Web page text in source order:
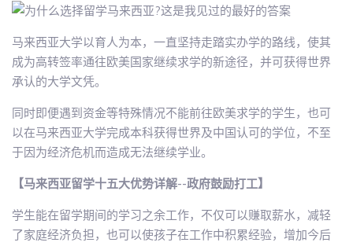
马来西亚大学以育人为本，一直坚持走踏实办学的路线，使其
成为高转签率通往欧美国家继续求学的新途径，并可获得世界
承认的大学文凭。
同时即便遇到资金等特殊情况不能前往欧美求学的学生，也可
以在马来西亚大学完成本科获得世界及中国认可的学位，不至
于因为经济危机而造成无法继续学业。
【马来西亚留学十五大优势详解--政府鼓励打工】
学生能在留学期间的学习之余工作，不仅可以赚取薪水，减轻
了家庭经济负担，也可以使孩子在工作中积累经验，增加今后